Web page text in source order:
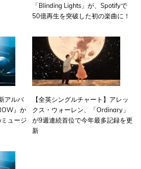
「Blinding Lights」が、Spotifyで
50億再生を突破した初の楽曲に！
アルバ
』か
ュージ
【全英シングルチャート】アレッ
クス・ウォーレン、「Ordinary」
が9週連続首位で今年最多記録を更
新